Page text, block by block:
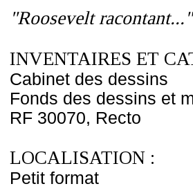
"Roosevelt racontant..."
INVENTAIRES ET
Cabinet des dessins
Fonds des dessins et
RF 30070, Recto
LOCALISATION :
Petit format